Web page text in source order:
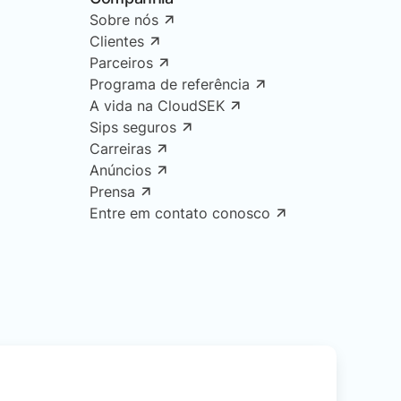
Sobre nós
Clientes
Parceiros
Programa de referência
A vida na CloudSEK
Sips seguros
Carreiras
Anúncios
Prensa
Entre em contato conosco